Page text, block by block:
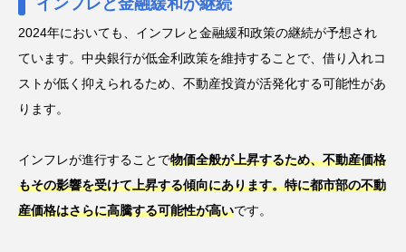
インフレと金融緩和が継続
2024年においても、インフレと金融緩和政策の継続が予想され
ています。中央銀行が低金利政策を維持することで、借り入れコ
ストが低く抑えられるため、不動産投資が活発化する可能性があ
ります。
インフレが進行することで物価全般が上昇するため、不動産価格
もその影響を受けて上昇する傾向にあります。特に都市部の不動
産価格はさらに高騰する可能性が高いです。